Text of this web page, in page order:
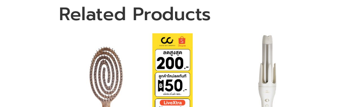
Related Products